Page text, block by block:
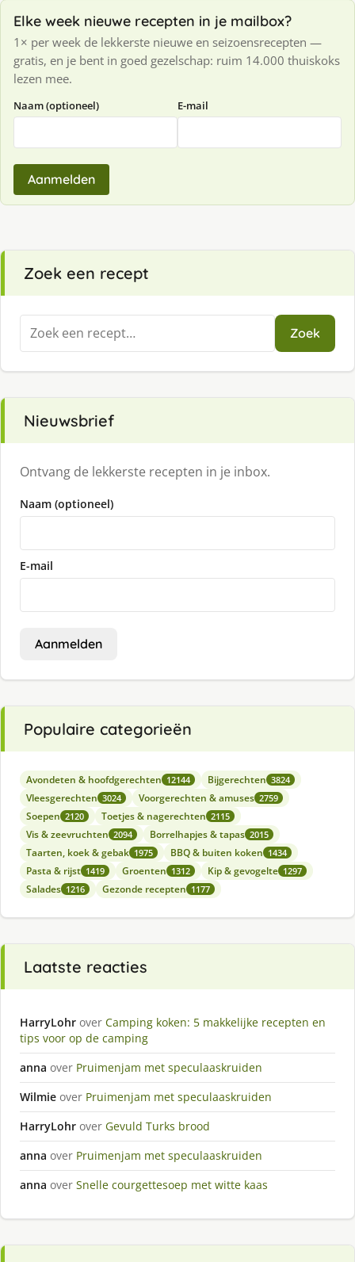
Elke week nieuwe recepten in je mailbox?
1× per week de lekkerste nieuwe en seizoensrecepten —
gratis, en je bent in goed gezelschap: ruim 14.000 thuiskoks
lezen mee.
Naam (optioneel) E-mail
Aanmelden
Zoek een recept
Zoeken
naar:
Zoek
Nieuwsbrief
Ontvang de lekkerste recepten in je inbox.
Naam (optioneel)
E-mail
Aanmelden
Populaire categorieën
Avondeten & hoofdgerechten 12144 Bijgerechten 3824
Vleesgerechten 3024 Voorgerechten & amuses 2759
Soepen 2120 Toetjes & nagerechten 2115
Vis & zeevruchten 2094 Borrelhapjes & tapas 2015
Taarten, koek & gebak 1975 BBQ & buiten koken 1434
Pasta & rijst 1419 Groenten 1312 Kip & gevogelte 1297
Salades 1216 Gezonde recepten 1177
Laatste reacties
HarryLohr over Camping koken: 5 makkelijke recepten en
tips voor op de camping
anna over Pruimenjam met speculaaskruiden
Wilmie over Pruimenjam met speculaaskruiden
HarryLohr over Gevuld Turks brood
anna over Pruimenjam met speculaaskruiden
anna over Snelle courgettesoep met witte kaas